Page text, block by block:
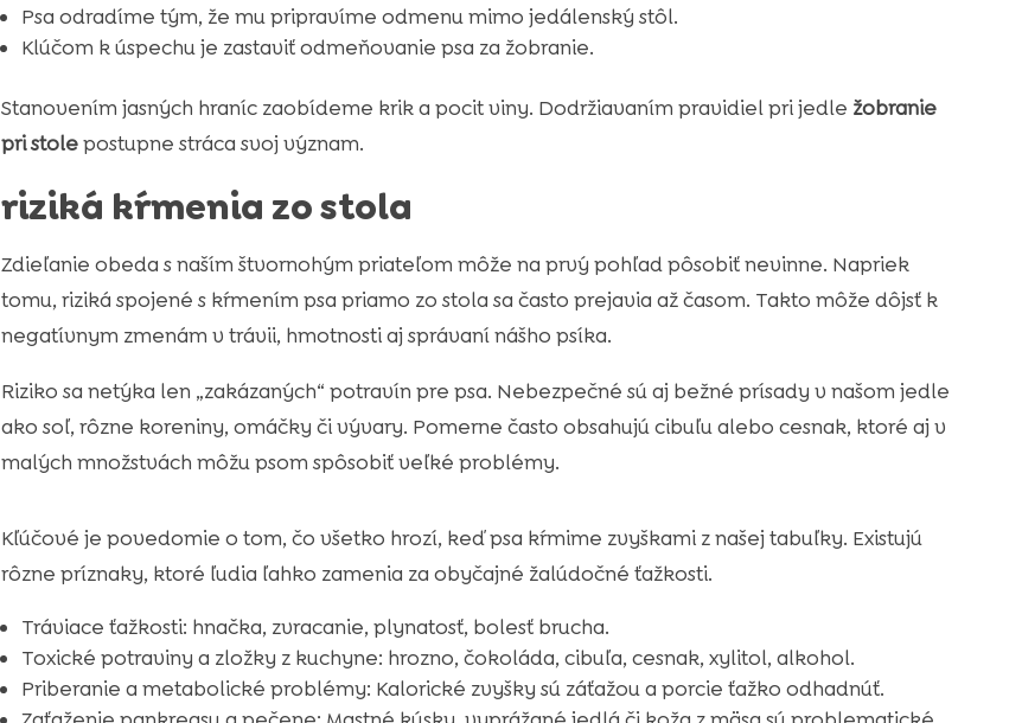
Psa odradíme tým, že mu pripravíme odmenu mimo jedálenský stôl.
Klúčom k úspechu je zastaviť odmeňovanie psa za žobranie.
Stanovením jasných hraníc zaobídeme krik a pocit viny. Dodržiavaním pravidiel pri jedle žobranie
pri stolepostupne stráca svoj význam.
riziká kŕmenia zo stola
Zdieľanie obeda s naším štvornohým priateľom môže na prvý pohľad pôsobiť nevinne. Napriek
tomu, riziká spojené s kŕmením psa priamo zo stola sa často prejavia až časom. Takto môže dôjsť k
negatívnym zmenám v trávii, hmotnosti aj správaní nášho psíka.
Riziko sa netýka len „zakázaných“ potravín pre psa. Nebezpečné sú aj bežné prísady v našom jedle
ako soľ, rôzne koreniny, omáčky či vývary. Pomerne často obsahujú cibuľu alebo cesnak, ktoré aj v
malých množstvách môžu psom spôsobiť veľké problémy.
Kľúčové je povedomie o tom, čo všetko hrozí, keď psa kŕmime zvyškami z našej tabuľky. Existujú
rôzne príznaky, ktoré ľudia ľahko zamenia za obyčajné žalúdočné ťažkosti.
Tráviace ťažkosti: hnačka, zvracanie, plynatosť, bolesť brucha.
Toxické potraviny a zložky z kuchyne: hrozno, čokoláda, cibuľa, cesnak, xylitol, alkohol.
Priberanie a metabolické problémy: Kalorické zvyšky sú záťažou a porcie ťažko odhadnúť.